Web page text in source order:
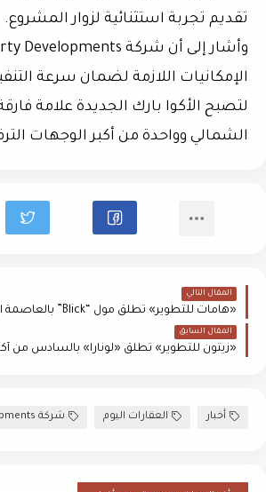
تقديم تجربة استثنائية لزوار المشروع.
الإمكانيات اللازمة لضمان سرعة
لتصبح الأكوا بارك الجديدة علامة
الشمالي وواحدة من أكبر الوجهات
المقال التالي
المقال السابق
أخبار العقارات اليوم شركة Liberty Developments